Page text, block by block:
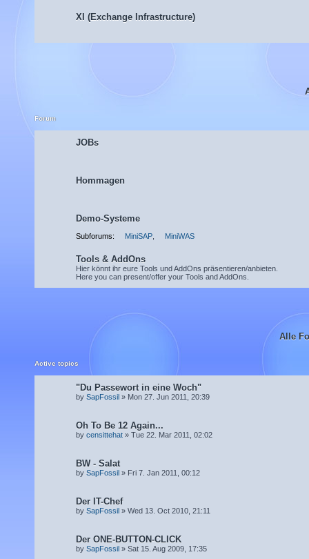
XI (Exchange Infrastructure)
Forum
JOBs
Hommagen
Demo-Systeme
Subforums: MiniSAP MiniWAS
Tools & AddOns
Hier könnt ihr eure Tools und AddOns präsentieren/anbieten.
Here you can present/offer your Tools and AddOns.
Alle
Active topics
"Du Passewort in eine Woch"
by SapFossil » Mon 27. Jun 2011, 20:39
Oh To Be 12 Again...
by censittehat » Tue 22. Mar 2011, 02:02
BW - Salat
by SapFossil » Fri 7. Jan 2011, 00:12
Der IT-Chef
by SapFossil » Wed 13. Oct 2010, 21:11
Der ONE-BUTTON-CLICK
by SapFossil » Sat 15. Aug 2009, 17:35